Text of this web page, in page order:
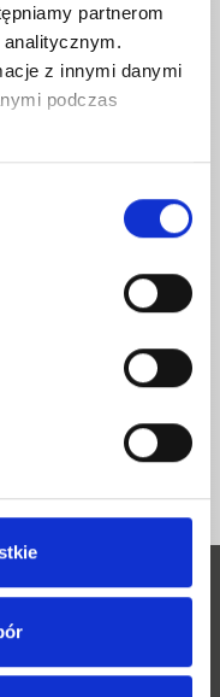
partnerom
z innymi danymi
podczas
0,1059kg